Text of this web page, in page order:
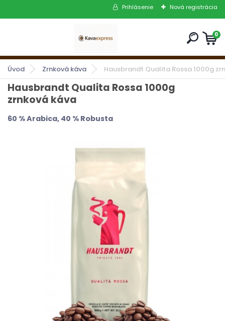
Prihlásenie Nová registrácia
0
Úvod Zrnková káva Hausbrandt Qualita Rossa 1000g
Hausbrandt Qualita Rossa 1000g
zrnková káva
60 % Arabica, 40 % Robusta